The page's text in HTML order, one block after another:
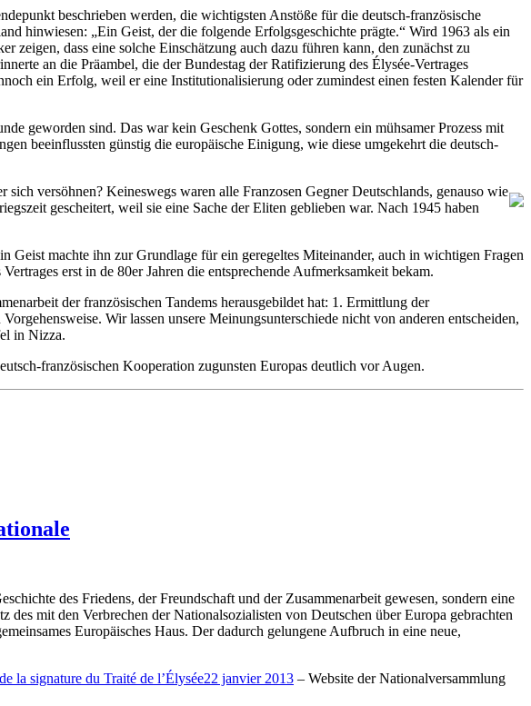
beschrieben werden, die wichtigsten Anstöße für die deutsch-französische
hinwiesen: „Ein Geist, der die folgende Erfolgsgeschichte prägte.“ Wird 1963 als ein
zeigen, dass eine solche Einschätzung auch dazu führen kann, den zunächst zu
an die Präambel, die der Bundestag der Ratifizierung des Élysée-Vertrages
ein Erfolg, weil er eine Institutionalisierung oder zumindest einen festen Kalender für
geworden sind. Das war kein Geschenk Gottes, sondern ein mühsamer Prozess mit
beeinflussten günstig die europäische Einigung, wie diese umgekehrt die deutsch-
versöhnen? Keineswegs waren alle Franzosen Gegner Deutschlands, genauso wie
gescheitert, weil sie eine Sache der Eliten geblieben war. Nach 1945 haben
Geist machte ihn zur Grundlage für ein geregeltes Miteinander, auch in wichtigen Fragen
erst in de 80er Jahren die entsprechende Aufmerksamkeit bekam.
der französischen Tandems herausgebildet hat: 1. Ermittlung der
Wir lassen unsere Meinungsunterschiede nicht von anderen entscheiden,
in Nizza.
französischen Kooperation zugunsten Europas deutlich vor Augen.
des Friedens, der Freundschaft und der Zusammenarbeit gewesen, sondern eine
mit den Verbrechen der Nationalsozialisten von Deutschen über Europa gebrachten
Europäisches Haus. Der dadurch gelungene Aufbruch in eine neue,
la signature du Traité de l’Élysée22 janvier 2013 – Website der Nationalversammlung